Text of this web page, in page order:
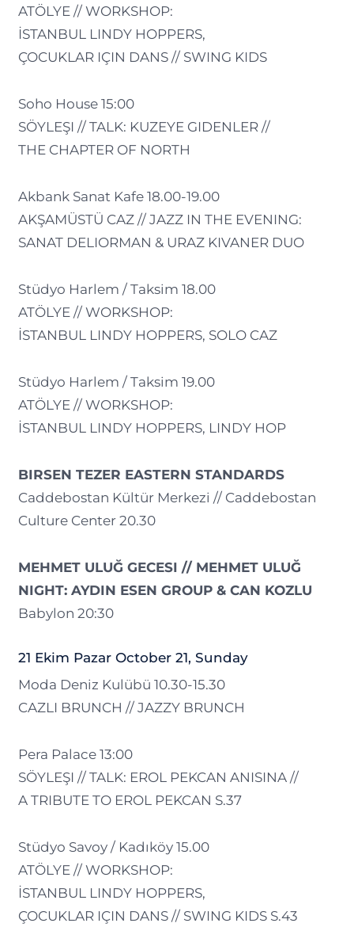
ATÖLYE // WORKSHOP:
İSTANBUL LINDY HOPPERS,
ÇOCUKLAR IÇIN DANS // SWING KIDS
Soho House 15:00
SÖYLEŞI // TALK: KUZEYE GIDENLER //
THE CHAPTER OF NORTH
Akbank Sanat Kafe 18.00-19.00
AKŞAMÜSTÜ CAZ // JAZZ IN THE EVENING:
SANAT DELIORMAN & URAZ KIVANER DUO
Stüdyo Harlem / Taksim 18.00
ATÖLYE // WORKSHOP:
İSTANBUL LINDY HOPPERS, SOLO CAZ
Stüdyo Harlem / Taksim 19.00
ATÖLYE // WORKSHOP:
İSTANBUL LINDY HOPPERS, LINDY HOP
BIRSEN TEZER EASTERN STANDARDS
Caddebostan Kültür Merkezi // Caddebostan
Culture Center 20.30
MEHMET ULUĞ GECESI // MEHMET ULUĞ
NIGHT: AYDIN ESEN GROUP & CAN KOZLU
Babylon 20:30
21 Ekim Pazar October 21, Sunday
Moda Deniz Kulübü 10.30-15.30
CAZLI BRUNCH // JAZZY BRUNCH
Pera Palace 13:00
SÖYLEŞI // TALK: EROL PEKCAN ANISINA //
A TRIBUTE TO EROL PEKCAN S.37
Stüdyo Savoy / Kadıköy 15.00
ATÖLYE // WORKSHOP:
İSTANBUL LINDY HOPPERS,
ÇOCUKLAR IÇIN DANS // SWING KIDS S.43